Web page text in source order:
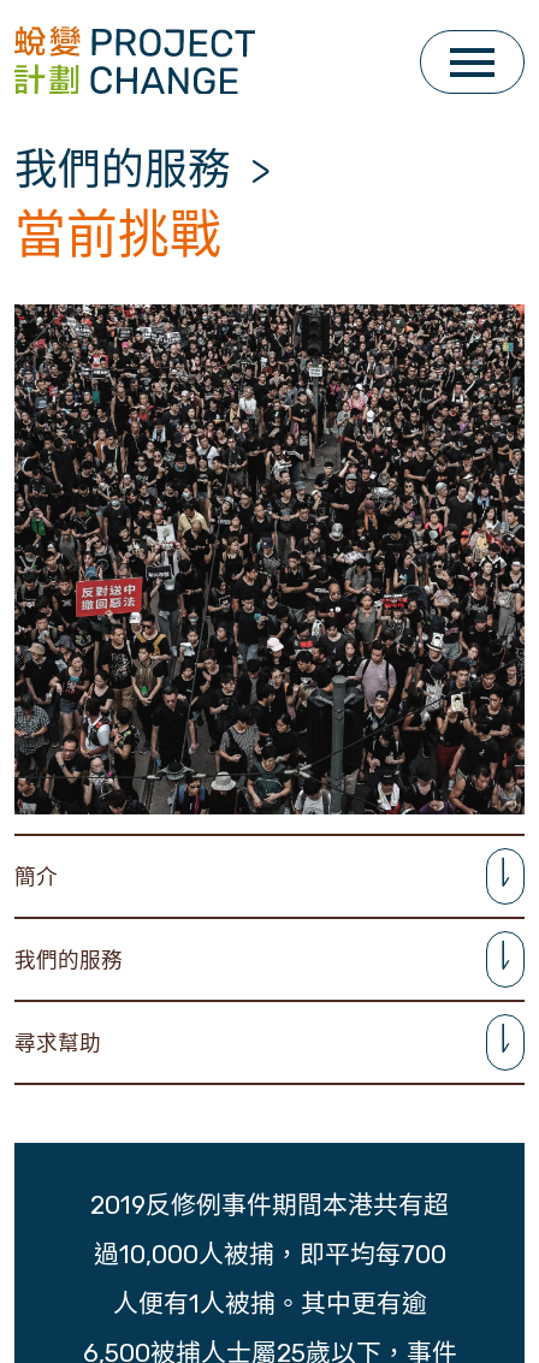
Skip
to
我們的服務 >
當前挑戰
簡介
我們的服務
尋求幫助
2019反修例事件期間本港共有超
過10,000人被捕，即平均每700
人便有1人被捕。其中更有逾
6,500被捕人士屬25歲以下，事件